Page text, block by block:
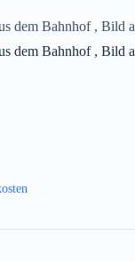
dem Bahnhof , Bild
dem Bahnhof , Bild